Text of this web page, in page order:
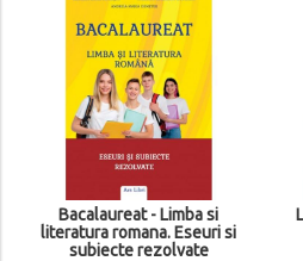
Bacalaureat - Limba si
literatura romana. Eseuri si
subiecte rezolvate